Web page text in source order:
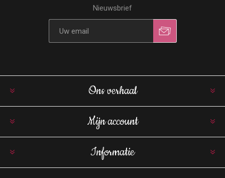
Nieuwsbrief
Ons verhaal
Mijn account
Informatie